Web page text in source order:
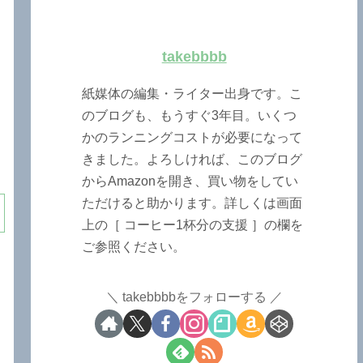
takebbbb
紙媒体の編集・ライター出身です。こ
のブログも、もうすぐ3年目。いくつ
かのランニングコストが必要になって
きました。よろしければ、このブログ
からAmazonを開き、買い物をしてい
ただけると助かります。詳しくは画面
上の［ コーヒー1杯分の支援 ］の欄を
ご参照ください。
takebbbbをフォローする